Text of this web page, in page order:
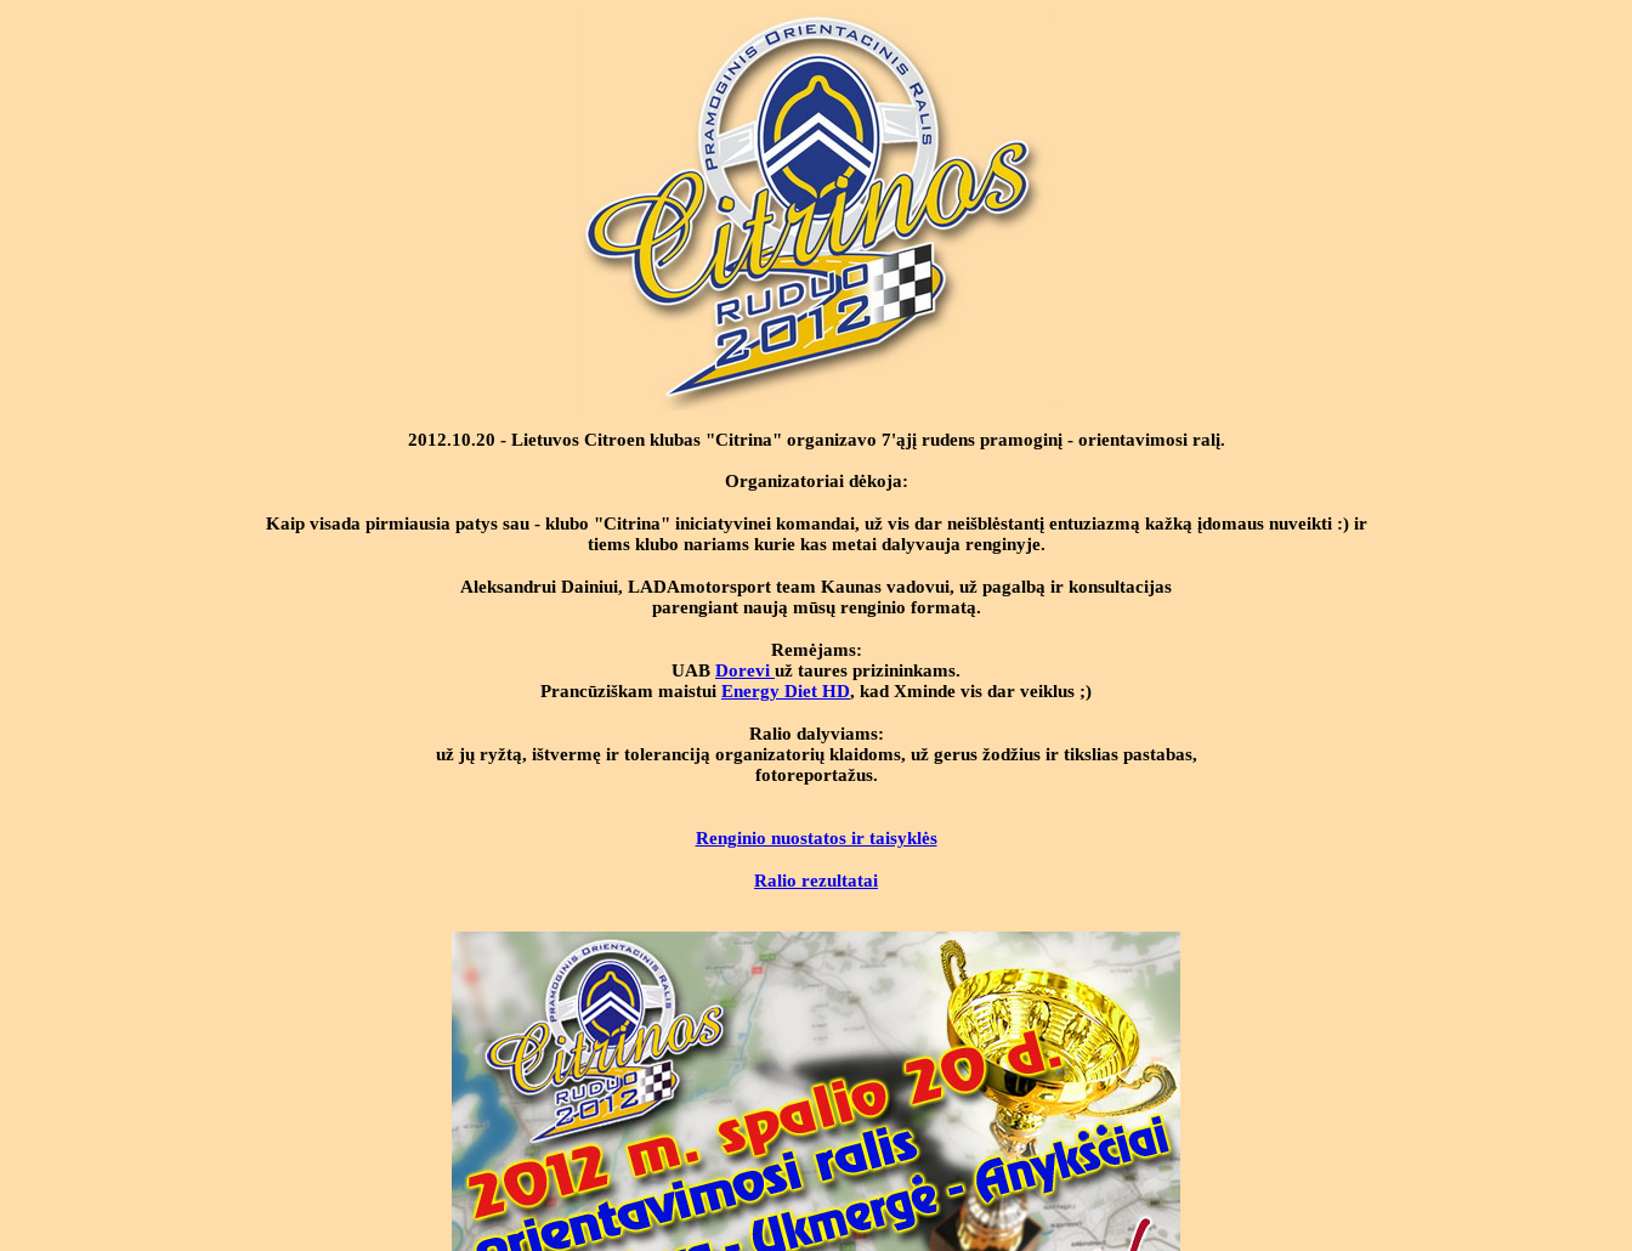
2012.10.20 - Lietuvos Citroen klubas "Citrina" organizavo 7'ąjį rudens pramoginį - orientavimosi ralį.
Organizatoriai dėkoja:
Kaip visada pirmiausia patys sau - klubo "Citrina" iniciatyvinei komandai, už vis dar neišblėstantį entuziazmą kažką įdomaus nuveikti :) ir
tiems klubo nariams kurie kas metai dalyvauja renginyje.
Aleksandrui Dainiui, LADAmotorsport team Kaunas vadovui, už pagalbą ir konsultacijas
parengiant naują mūsų renginio formatą.
Remėjams:
UAB Dorevi už taures prizininkams.
Prancūziškam maistui Energy Diet HD, kad Xminde vis dar veiklus ;)
Ralio dalyviams:
už jų ryžtą, ištvermę ir toleranciją organizatorių klaidoms, už gerus žodžius ir tikslias pastabas,
fotoreportažus.
Renginio nuostatos ir taisyklės
Ralio rezultatai